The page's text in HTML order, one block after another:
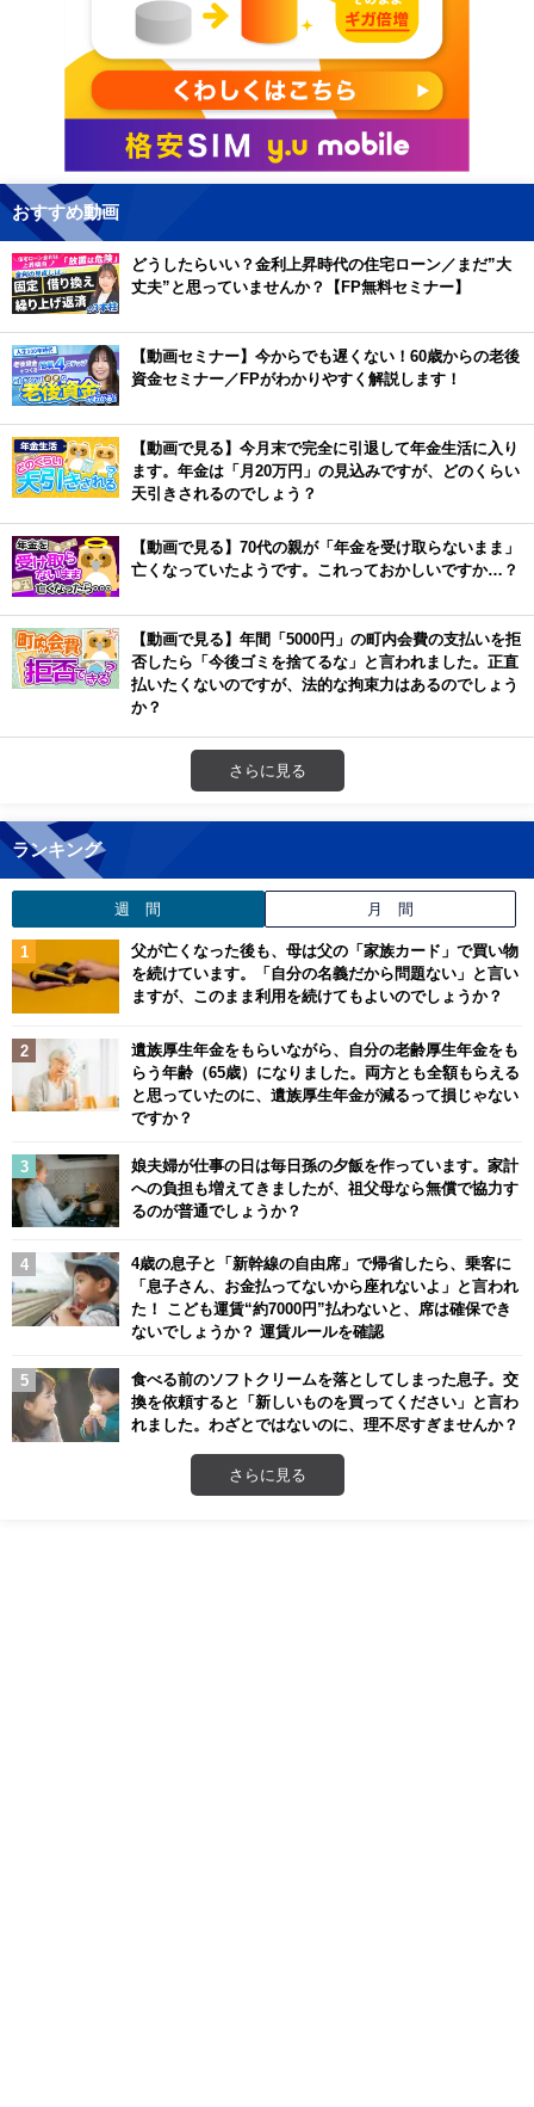
おすすめ動画
どうしたらいい？金利上昇時代の住宅ローン／まだ”大
丈夫”と思っていませんか？【FP無料セミナー】
【動画セミナー】今からでも遅くない！60歳からの老後
資金セミナー／FPがわかりやすく解説します！
【動画で見る】今月末で完全に引退して年金生活に入り
ます。年金は「月20万円」の見込みですが、どのくらい
天引きされるのでしょう？
【動画で見る】70代の親が「年金を受け取らないまま」
亡くなっていたようです。これっておかしいですか…？
【動画で見る】年間「5000円」の町内会費の支払いを拒
否したら「今後ゴミを捨てるな」と言われました。正直
払いたくないのですが、法的な拘束力はあるのでしょう
か？
さらに見る
ランキング
週 間 月 間
父が亡くなった後も、母は父の「家族カード」で買い物
を続けています。「自分の名義だから問題ない」と言い
ますが、このまま利用を続けてもよいのでしょうか？
遺族厚生年金をもらいながら、自分の老齢厚生年金をも
らう年齢（65歳）になりました。両方とも全額もらえる
と思っていたのに、遺族厚生年金が減るって損じゃない
ですか？
娘夫婦が仕事の日は毎日孫の夕飯を作っています。家計
への負担も増えてきましたが、祖父母なら無償で協力す
るのが普通でしょうか？
4歳の息子と「新幹線の自由席」で帰省したら、乗客に
「息子さん、お金払ってないから座れないよ」と言われ
た！ こども運賃“約7000円”払わないと、席は確保でき
ないでしょうか？ 運賃ルールを確認
食べる前のソフトクリームを落としてしまった息子。交
換を依頼すると「新しいものを買ってください」と言わ
れました。わざとではないのに、理不尽すぎませんか？
さらに見る